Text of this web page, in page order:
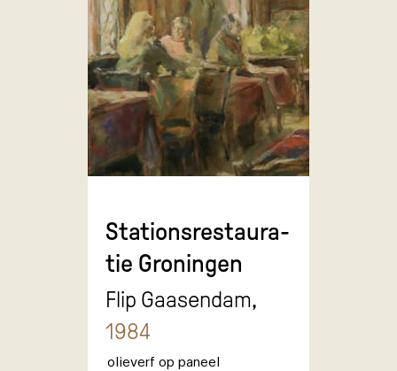
Stationsrestaura-
tie Groningen
Flip Gaasendam,
1984
olieverf op paneel